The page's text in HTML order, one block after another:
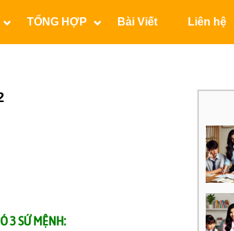
TỔNG HỢP Bài Viết Liên hệ
3 SỨ MỆNH: